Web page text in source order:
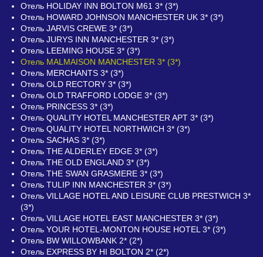
Отель HOLIDAY INN BOLTON M61 3* (3*)
Отель HOWARD JOHNSON MANCHESTER UK 3* (3*)
Отель JARVIS CREWE 3* (3*)
Отель JURYS INN MANCHESTER 3* (3*)
Отель LEEMING HOUSE 3* (3*)
Отель MALMAISON MANCHESTER 3* (3*)
Отель MERCHANTS 3* (3*)
Отель OLD RECTORY 3* (3*)
Отель OLD TRAFFORD LODGE 3* (3*)
Отель PRINCESS 3* (3*)
Отель QUALITY HOTEL MANCHESTER APT 3* (3*)
Отель QUALITY HOTEL NORTHWICH 3* (3*)
Отель SACHAS 3* (3*)
Отель THE ALDERLEY EDGE 3* (3*)
Отель THE OLD ENGLAND 3* (3*)
Отель THE SWAN GRASMERE 3* (3*)
Отель TULIP INN MANCHESTER 3* (3*)
Отель VILLAGE HOTEL AND LEISURE CLUB PRESTWICH 3*
(3*)
Отель VILLAGE HOTEL EAST MANCHESTER 3* (3*)
Отель YOUR HOTEL-MONTON HOUSE HOTEL 3* (3*)
Отель BW WILLOWBANK 2* (2*)
Отель EXPRESS BY HI BOLTON 2* (2*)